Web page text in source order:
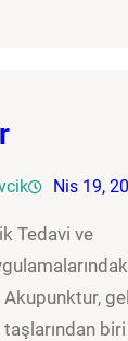
Nis 19,
Tedavi ve
taşlarından